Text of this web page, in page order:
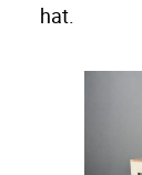
hat.